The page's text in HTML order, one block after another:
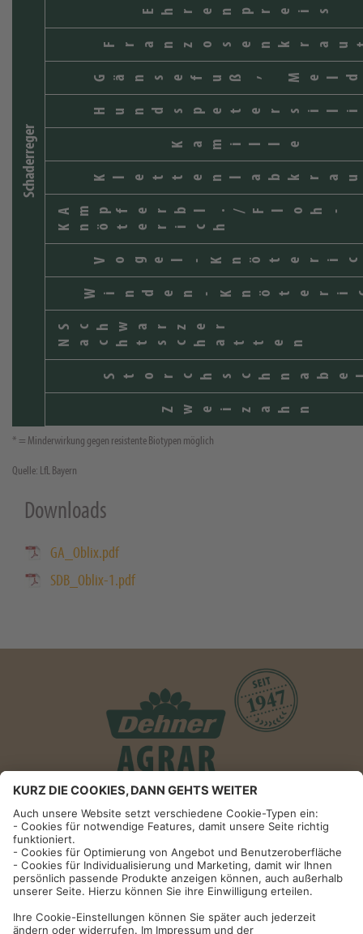
Schaderreger
Zweizahn
Schwarzer
Nachtschatten
Winden-
Vogel-
Ampferbl./Floh-
Knöterich
Kamille
Gänsefuß,
Ehrenpreis
* = Minderwirkung gegen resistente Biotypen möglich
Quelle: LfL Bayern
Downloads
GA_Oblix.pdf
SDB_Oblix-1.pdf
Informationen
Impressum
Datenschutzhinweise